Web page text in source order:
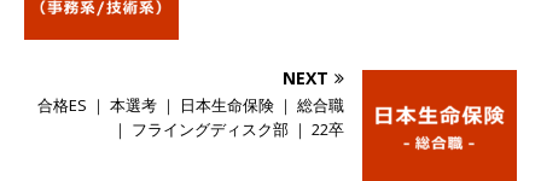
プと電通グループの傘下 ｜ 初任給40万 ｜ 人よ
り速く、高い成長を求める人には超魅力的な挑戦
NEXT
合格ES ｜ 本選考 ｜ 日本生命保険 ｜ 総合職
｜ フライングディスク部 ｜ 22卒